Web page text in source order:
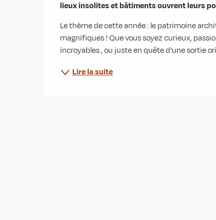
lieux insolites et bâtiments ouvrent leurs
Le thème de cette année : le patrimoine
magnifiques ! Que vous soyez curieux,
incroyables , ou juste en quête d’une sortie
Lire la suite